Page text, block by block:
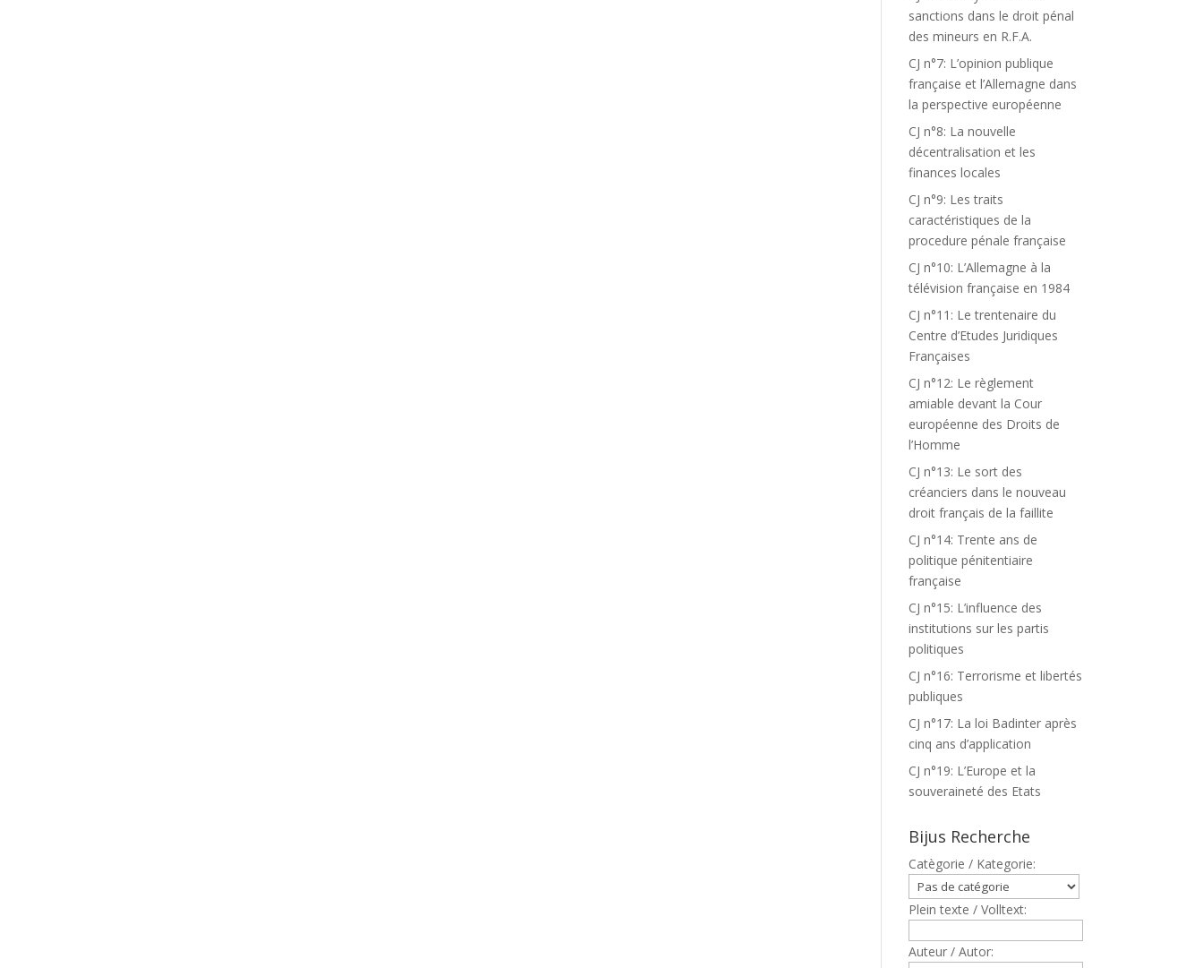
sanctions dans le droit pénal
des mineurs en R.F.A.
CJ n°7: L’opinion publique
française et l’Allemagne dans
la perspective européenne
CJ n°8: La nouvelle
décentralisation et les
finances locales
CJ n°9: Les traits
caractéristiques de la
procedure pénale française
CJ n°10: L’Allemagne à la
télévision française en 1984
CJ n°11: Le trentenaire du
Centre d’Etudes Juridiques
Françaises
CJ n°12: Le règlement
amiable devant la Cour
européenne des Droits de
l’Homme
CJ n°13: Le sort des
créanciers dans le nouveau
droit français de la faillite
CJ n°14: Trente ans de
politique pénitentiaire
française
CJ n°15: L’influence des
institutions sur les partis
politiques
CJ n°16: Terrorisme et libertés
publiques
CJ n°17: La loi Badinter après
cinq ans d’application
CJ n°19: L’Europe et la
souveraineté des Etats
Bijus Recherche
Catègorie / Kategorie:
Plein texte / Volltext:
Auteur / Autor: